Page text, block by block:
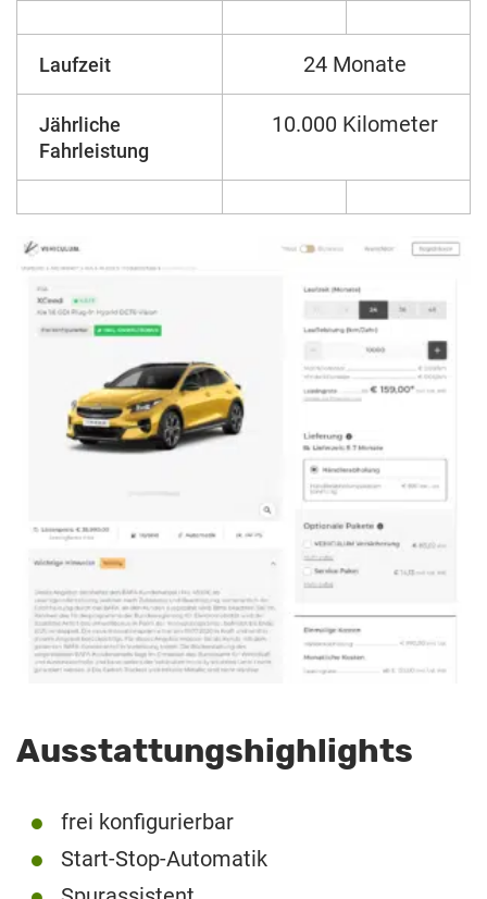
Laufzeit 24 Monate
Jährliche
Fahrleistung
10.000 Kilometer
Ausstattungshighlights
frei konfigurierbar
Start-Stop-Automatik